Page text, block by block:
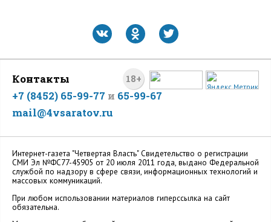
18+
Контакты
+7 (8452) 65-99-77 и 65-99-67
mail@4vsaratov.ru
Интернет-газета "Четвертая Власть" Cвидетельство о регистрации
СМИ Эл №ФС77-45905 от 20 июля 2011 года, выдано Федеральной
службой по надзору в сфере связи, информационных технологий и
массовых коммуникаций.
При любом использовании материалов гиперссылка на сайт
обязательна.